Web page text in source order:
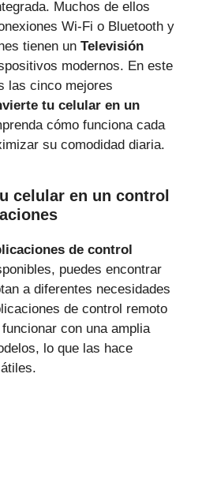
Muchos de ellos
Wi-Fi o Bluetooth y
tienen un Televisión
modernos. En este
las cinco mejores
tu celular en un
cómo funciona cada
su comodidad diaria.
celular en un control
de control
puedes encontrar
a diferentes necesidades
de control remoto
con una amplia
lo que las hace